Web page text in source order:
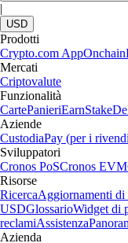
|
USD
Prodotti
Crypto.com AppOnchain
Mercati
Criptovalute
Funzionalità
CartePanieriEarnStake
Aziende
CustodiaPay (per i
Sviluppatori
Cronos PoSCronos EVM
Risorse
RicercaAggiornamenti di
USDGlossarioWidget di
reclamiAssistenza
Azienda